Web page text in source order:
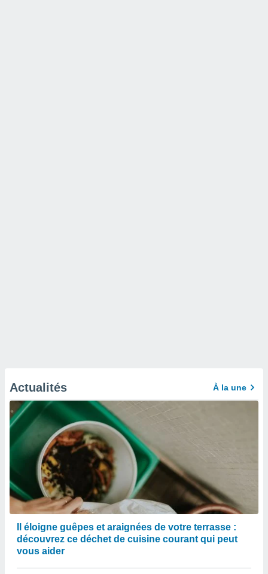
Actualités À la une
Il éloigne guêpes et araignées de votre terrasse :
découvrez ce déchet de cuisine courant qui peut
vous aider